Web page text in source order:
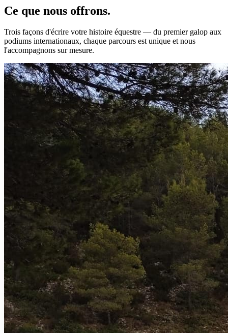
Ce que nous offrons.
Trois façons d'écrire votre histoire équestre — du premier galop aux
podiums internationaux, chaque parcours est unique et nous
l'accompagnons sur mesure.